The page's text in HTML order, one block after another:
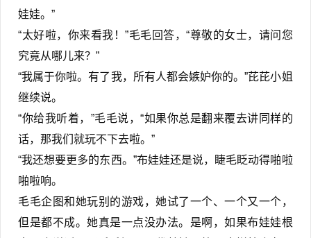
娃娃。”
“太好啦，你来看我！”毛毛回答，“尊敬的女士，请问您
究竟从哪儿来？”
“我属于你啦。有了我，所有人都会嫉妒你的。”芘芘小姐
继续说。
“你给我听着，”毛毛说，“如果你总是翻来覆去讲同样的
话，那我们就玩不下去啦。”
“我还想要更多的东西。”布娃娃还是说，睫毛眨动得啪啦
啪啦响。
毛毛企图和她玩别的游戏，她试了一个、一个又一个，
但是都不成。她真是一点没办法。是啊，如果布娃娃根